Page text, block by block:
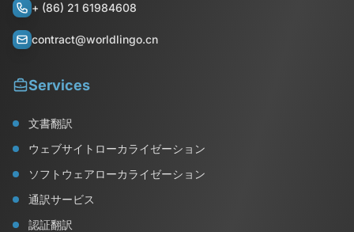
+ (86) 21 61984608
contract@worldlingo.cn
Services
文書翻訳
ウェブサイトローカライゼーション
ソフトウェアローカライゼーション
通訳サービス
認証翻訳